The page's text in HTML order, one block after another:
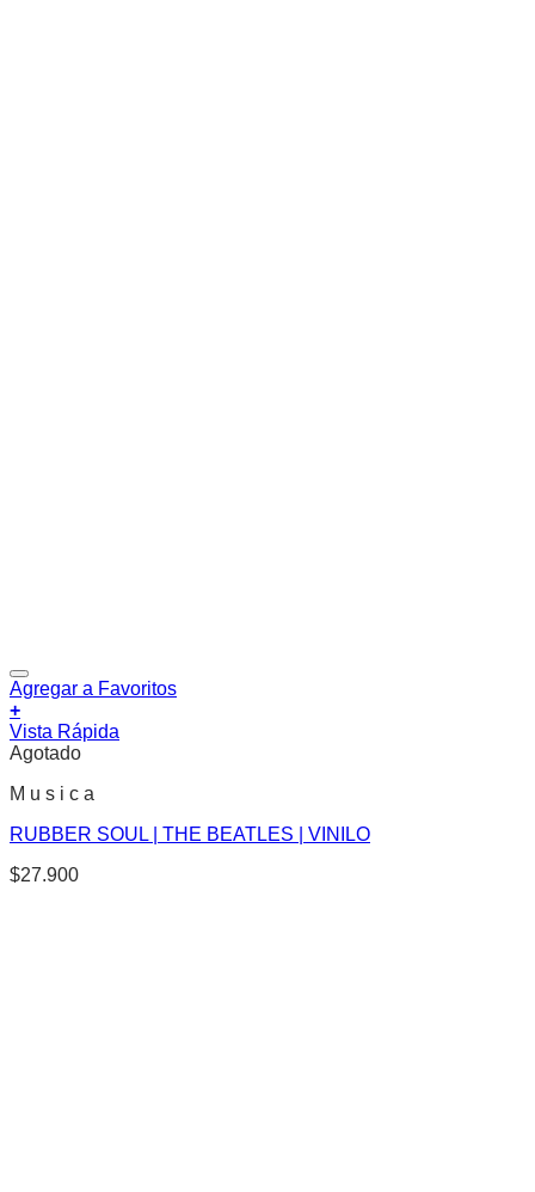
Agregar a Favoritos
+
Vista Rápida
Agotado
M u s i c a
RUBBER SOUL | THE BEATLES | VINILO
$27.900